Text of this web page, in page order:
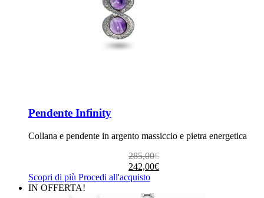
Pendente Infinity
Collana e pendente in argento massiccio e pietra energetica
285,00€
Il
prezzo
originale
242,00€
Il
prezzo
attuale
Scopri di più Procedi all'acquisto
IN OFFERTA!